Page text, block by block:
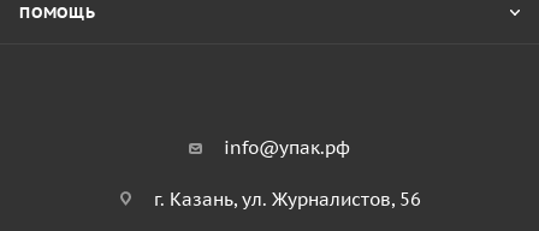
ПОМОЩЬ
info@упак.рф
г. Казань, ул. Журналистов, 56